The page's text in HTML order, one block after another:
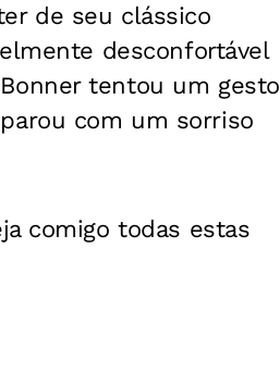
de seu clássico
desconfortável
tentou um gesto
com um sorriso
comigo todas estas